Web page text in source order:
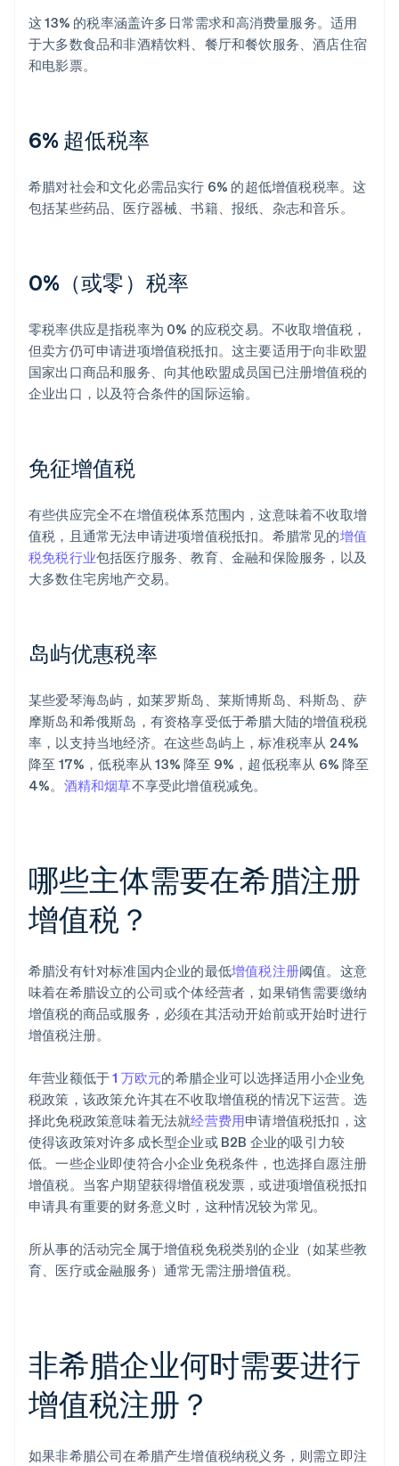
这 13% 的税率涵盖许多日常需求和高消费量服务。适用
于大多数食品和非酒精饮料、餐厅和餐饮服务、酒店住宿
和电影票。
6% 超低税率
希腊对社会和文化必需品实行 6% 的超低增值税税率。这
包括某些药品、医疗器械、书籍、报纸、杂志和音乐。
0%（或零）税率
零税率供应是指税率为 0% 的应税交易。不收取增值税，
但卖方仍可申请进项增值税抵扣。这主要适用于向非欧盟
国家出口商品和服务、向其他欧盟成员国已注册增值税的
企业出口，以及符合条件的国际运输。
免征增值税
有些供应完全不在增值税体系范围内，这意味着不收取增
值税，且通常无法申请进项增值税抵扣。希腊常见的增值
税免税行业包括医疗服务、教育、金融和保险服务，以及
大多数住宅房地产交易。
岛屿优惠税率
某些爱琴海岛屿，如莱罗斯岛、莱斯博斯岛、科斯岛、萨
摩斯岛和希俄斯岛，有资格享受低于希腊大陆的增值税税
率，以支持当地经济。在这些岛屿上，标准税率从 24%
降至 17%，低税率从 13% 降至 9%，超低税率从 6% 降至
4%。 酒精和烟草不享受此增值税减免。
哪些主体需要在希腊注册
增值税？
希腊没有针对标准国内企业的最低增值税注册阈值。这意
味着在希腊设立的公司或个体经营者，如果销售需要缴纳
增值税的商品或服务，必须在其活动开始前或开始时进行
增值税注册。
年营业额低于1 万欧元的希腊企业可以选择适用小企业免
税政策，该政策允许其在不收取增值税的情况下运营。选
择此免税政策意味着无法就经营费用申请增值税抵扣，这
使得该政策对许多成长型企业或 B2B 企业的吸引力较
低。一些企业即使符合小企业免税条件，也选择自愿注册
增值税。当客户期望获得增值税发票，或进项增值税抵扣
申请具有重要的财务意义时，这种情况较为常见。
所从事的活动完全属于增值税免税类别的企业（如某些教
育、医疗或金融服务）通常无需注册增值税。
非希腊企业何时需要进行
增值税注册？
如果非希腊公司在希腊产生增值税纳税义务，则需立即注